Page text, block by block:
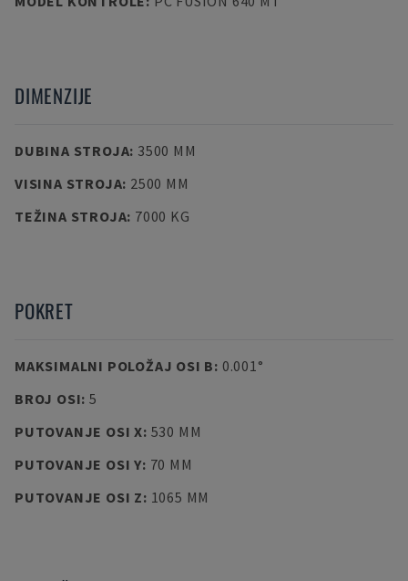
DIMENZIJE
DUBINA STROJA: 3500 MM
VISINA STROJA: 2500 MM
TEŽINA STROJA: 7000 KG
POKRET
MAKSIMALNI POLOŽAJ OSI B: 0.001°
BROJ OSI: 5
PUTOVANJE OSI X: 530 MM
PUTOVANJE OSI Y: 70 MM
PUTOVANJE OSI Z: 1065 MM